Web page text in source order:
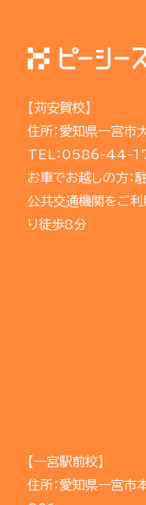
【苅安賀校】
住所：愛知県一宮市
TEL：0586-44-
お車でお越しの方：
公共交通機関をご利
り徒歩8分
【一宮駅前校】
住所：愛知県一宮市